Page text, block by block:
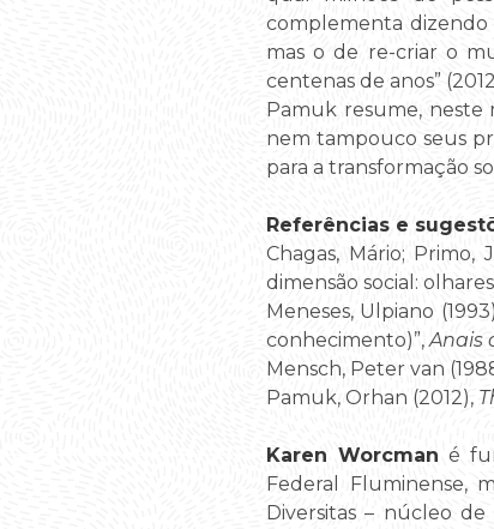
complementa dizendo
mas o de re-criar o
centenas de anos”
Pamuk resume, neste
nem tampouco seus
para a transformação
Referências e
Chagas, Mário; Primo,
dimensão social:
Meneses, Ulpiano
conhecimento)”,Anais
Mensch, Peter van
Pamuk, Orhan (2012),
Karen Worcman é
Federal Fluminense,
Diversitas – núcleo